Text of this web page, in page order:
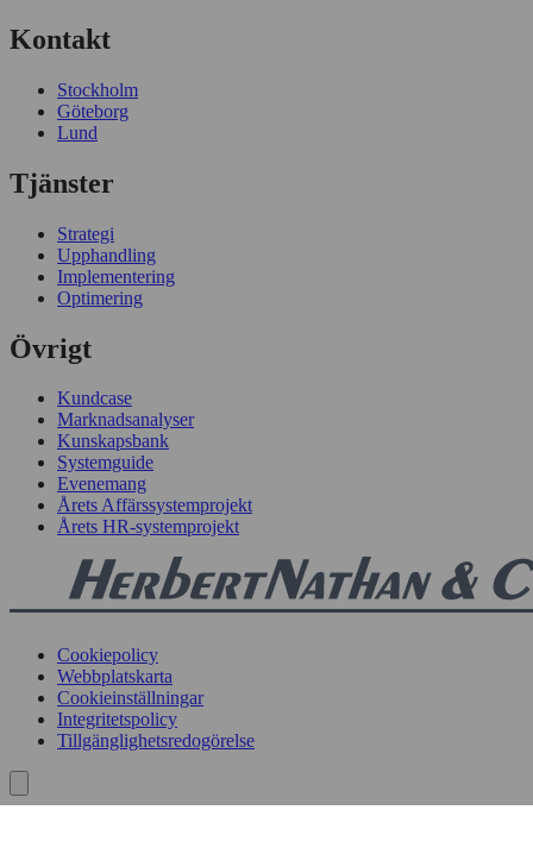
Kontakt
Stockholm
Göteborg
Lund
Tjänster
Strategi
Upphandling
Implementering
Optimering
Övrigt
Kundcase
Marknadsanalyser
Kunskapsbank
Systemguide
Evenemang
Årets Affärssystemprojekt
Årets HR-systemprojekt
Cookiepolicy
Webbplatskarta
Cookieinställningar
Integritetspolicy
Tillgänglighetsredogörelse